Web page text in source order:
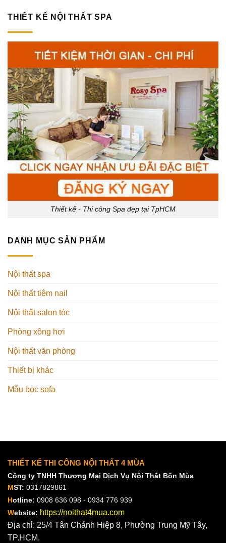
THIẾT KẾ NỘI THẤT SPA
Thiết kế - Thi công Spa đẹp tại TpHCM
DANH MỤC SẢN PHẨM
Nội thất spa
Nội thất tiệm nail
Nội thất salon tóc
Phòng xông hơi
Nội thất văn phòng
Thiết bị khác
Mẫu bọc sofa
THIẾT KẾ THI CÔNG NỘI THẤT 4 MÙA
Công ty TNHH Thương Mại Dịch Vụ Nội Thất Bốn Mùa
MST: 0317829861
Hotline: 0908 636 098 - 0934 776 939
Website: https://noithat4mua.com
Địa chỉ: 25/4 Tân Chánh Hiệp 8, Phường Trung Mỹ Tây,
TP.HCM.